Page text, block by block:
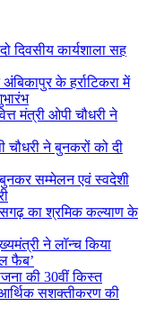
दिवसीय कार्यशाला सह
के हर्राटिकरा में
मंत्री ओपी चौधरी ने
चौधरी ने बुनकरों को दी
बुनकर सम्मेलन एवं स्वदेशी
का श्रमिक कल्याण के
ने लॉन्च किया
फैब’
की 30वीं किस्त
सशक्तीकरण की